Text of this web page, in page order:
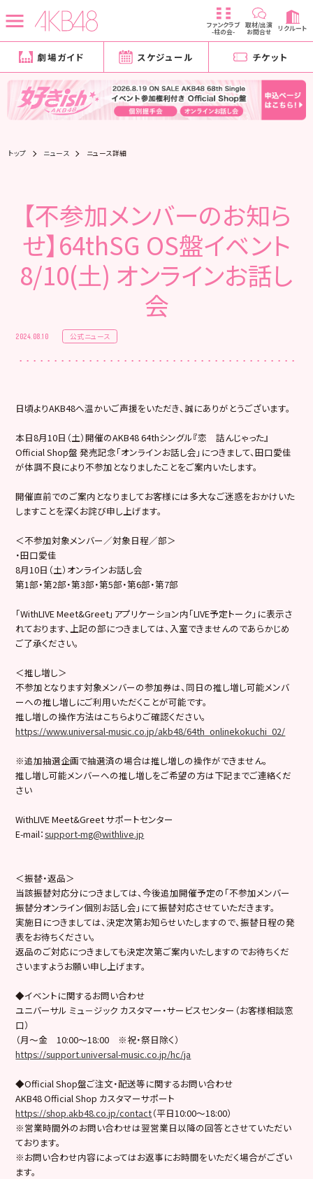
ファンクラブ
-柱の会-
取材/出演
お問合せ リクルート
劇場ガイド スケジュール チケット
トップ ニュース ニュース詳細
【不参加メンバーのお知ら
せ】64thSG OS盤イベント
8/10(土) オンラインお話し
会
2024.08.10 公式ニュース
日頃よりAKB48へ温かいご声援をいただき、誠にありがとうございます。
本日8月10日（土）開催のAKB48 64thシングル『恋 詰んじゃった』
Official Shop盤 発売記念「オンラインお話し会」につきまして、田口愛佳
が体調不良により不参加となりましたことをご案内いたします。
開催直前でのご案内となりましてお客様には多大なご迷惑をおかけいた
しますことを深くお詫び申し上げます。
＜不参加対象メンバー／対象日程／部＞
・田口愛佳
8月10日（土）オンラインお話し会
第1部・第2部・第3部・第5部・第6部・第7部
「WithLIVE Meet&Greet」アプリケーション内「LIVE予定トーク」に表示さ
れております、上記の部につきましては、入室できませんのであらかじめ
ご了承ください。
＜推し増し＞
不参加となります対象メンバーの参加券は、同日の推し増し可能メンバ
ーへの推し増しにご利用いただくことが可能です。
推し増しの操作方法はこちらよりご確認ください。
https://www.universal-music.co.jp/akb48/64th_onlinekokuchi_02/
※追加抽選企画で抽選済の場合は推し増しの操作ができません。
推し増し可能メンバーへの推し増しをご希望の方は下記までご連絡くだ
さい
WithLIVE Meet&Greet サポートセンター
E-mail：support-mg@withlive.jp
＜振替・返品＞
当該振替対応分につきましては、今後追加開催予定の「不参加メンバー
振替分オンライン個別お話し会」にて振替対応させていただきます。
実施日につきましては、決定次第お知らせいたしますので、振替日程の発
表をお待ちください。
返品のご対応につきましても決定次第ご案内いたしますのでお待ちくだ
さいますようお願い申し上げます。
◆イベントに関するお問い合わせ
ユニバーサル ミュ－ジック カスタマー・サービスセンター（お客様相談窓
口）
（月～金 10:00～18:00 ※祝・祭日除く）
https://support.universal-music.co.jp/hc/ja
◆Official Shop盤ご注文・配送等に関するお問い合わせ
AKB48 Official Shop カスタマーサポート
https://shop.akb48.co.jp/contact（平日10:00～18:00）
※営業時間外のお問い合わせは翌営業日以降の回答とさせていただい
ております。
※お問い合わせ内容によってはお返事にお時間をいただく場合がござい
ます。